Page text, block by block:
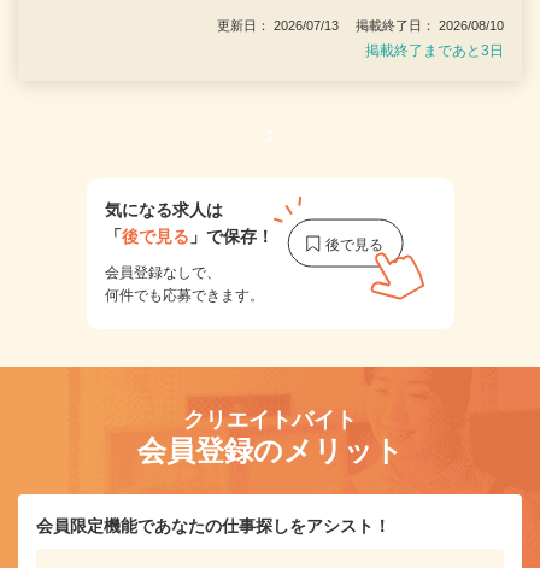
更新日： 2026/07/13 掲載終了日： 2026/08/10
掲載終了まであと3日
1
気になる求人は
「後で見る 」で保存！
会員登録なしで、
何件でも応募できます。
クリエイトバイト
会員登録のメリット
会員限定機能であなたの仕事探しをアシスト！